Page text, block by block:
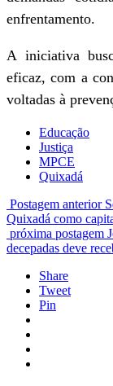
enfrentamento.
A iniciativa
eficaz, com a
voltadas à
Educação
Justiça
MPCE
Quixadá
Postagem anterior
Quixadá como
próxima postagem
decepadas deve
Share
Tweet
Pin